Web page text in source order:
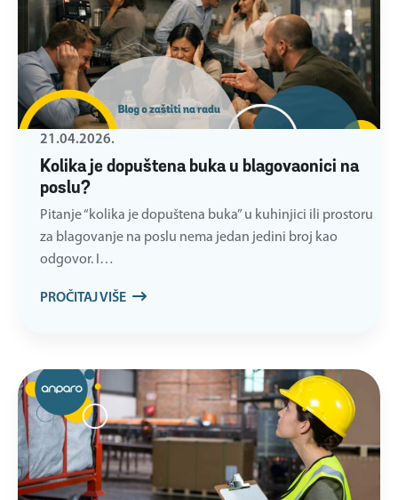
Kolika je dopuštena buka u blagovaonici na
poslu?
21.04.2026.
Pitanje “kolika je dopuštena buka” u kuhinjici ili prostoru
za blagovanje na poslu nema jedan jedini broj kao
odgovor. I…
PROČITAJ VIŠE